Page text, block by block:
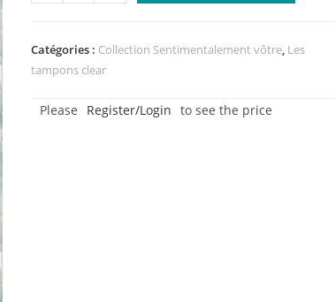
de
clear
-
en
Catégories : Collection Sentimentalement vôtre, Les
tampons clear
Please Register/Login to see the price